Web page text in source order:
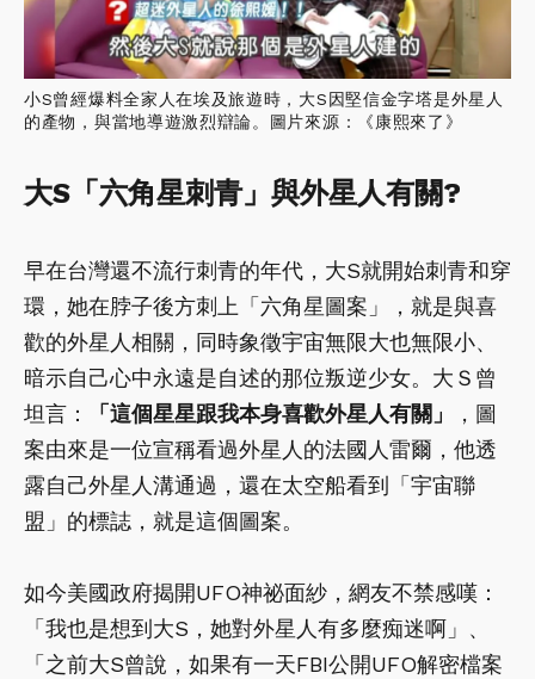
小S曾經爆料全家人在埃及旅遊時，大S因堅信金字塔是外星人
的產物，與當地導遊激烈辯論。圖片來源：《康熙來了》
大S「六角星刺青」與外星人有關?
早在台灣還不流行刺青的年代，大S就開始刺青和穿
環，她在脖子後方刺上「六角星圖案」，就是與喜
歡的外星人相關，同時象徵宇宙無限大也無限小、
暗示自己心中永遠是自述的那位叛逆少女。大Ｓ曾
坦言：
「這個星星跟我本身喜歡外星人有關」
，圖
案由來是一位宣稱看過外星人的法國人雷爾，他透
露自己外星人溝通過，還在太空船看到「宇宙聯
盟」的標誌，就是這個圖案。
如今美國政府揭開UFO神祕面紗，網友不禁感嘆：
「我也是想到大S，她對外星人有多麼痴迷啊」、
「之前大S曾說，如果有一天FBI公開UFO解密檔案